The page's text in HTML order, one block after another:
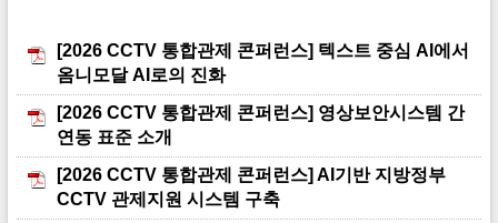
[2026 CCTV 통합관제 콘퍼런스] 텍스트 중심 AI에서
옴니모달 AI로의 진화
[2026 CCTV 통합관제 콘퍼런스] 영상보안시스템 간
연동 표준 소개
[2026 CCTV 통합관제 콘퍼런스] AI기반 지방정부
CCTV 관제지원 시스템 구축